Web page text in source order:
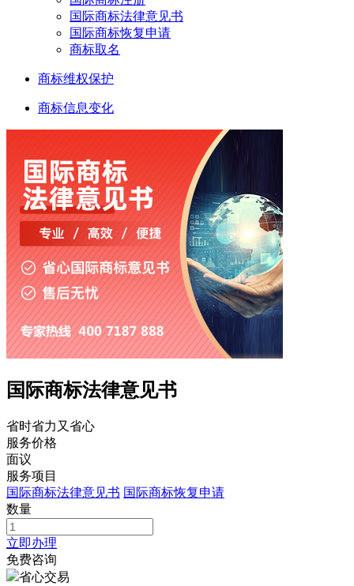
国际商标法律意见书
国际商标恢复申请
商标取名
商标维权保护
商标信息变化
国际商标法律意见书
省时省力又省心
服务价格
面议
服务项目
国际商标法律意见书 国际商标恢复申请
数量
立即办理
免费咨询
省心交易